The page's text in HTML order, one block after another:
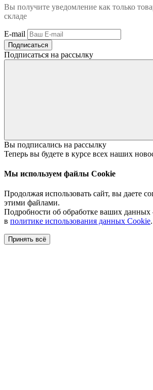
Вы получите уведомление как только
складе
E-mail
Подписаться
Подписаться на рассылку
Вы подписались на рассылку
Теперь вы будете в курсе всех наших
Мы используем файлы Cookie
Продолжая использовать сайт, вы даете
этими файлами.
Подробности об обработке ваших
в политике использования данных Cookie.
Принять всё